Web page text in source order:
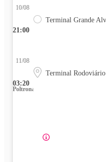
21:00
10/08
Terminal Grande
03:20
11/08
Terminal Rodoviário
Poltrona